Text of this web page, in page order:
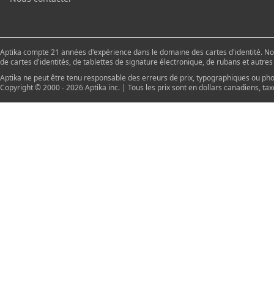
Aptika compte 21 années d'expérience dans le domaine des cartes d'identité.
de cartes d'identités, de tablettes de signature électronique, de rubans et
Aptika ne peut être tenu responsable des erreurs de prix, typographiques ou
Copyright © 2000 - 2026 Aptika inc. | Tous les prix sont en dollars canadiens,